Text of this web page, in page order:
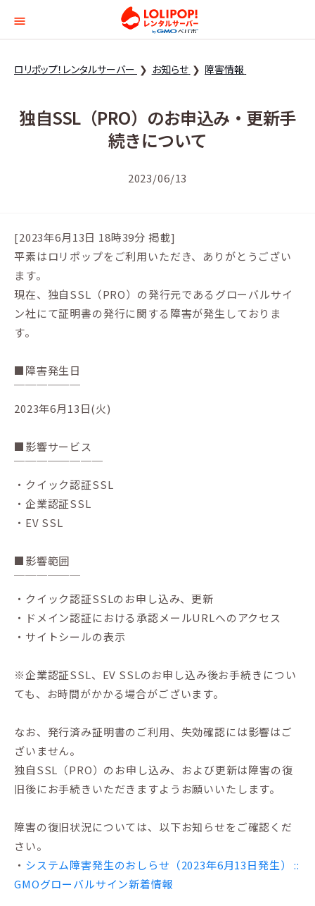
ロリポップ！レンタル
ロリポップ！レンタルサーバー お知らせ 障害情報
独自SSL（PRO）のお申込み・更新手
続きについて
2023/06/13
[2023年6月13日 18時39分 掲載]
平素はロリポップをご利用いただき、ありがとうござい
ます。
現在、独自SSL（PRO）の発行元であるグローバルサイ
ン社にて証明書の発行に関する障害が発生しておりま
す。
■障害発生日
￣￣￣￣￣￣
2023年6月13日(火)
■影響サービス
￣￣￣￣￣￣￣￣
・クイック認証SSL
・企業認証SSL
・EV SSL
■影響範囲
￣￣￣￣￣￣
・クイック認証SSLのお申し込み、更新
・ドメイン認証における承認メールURLへのアクセス
・サイトシールの表示
※企業認証SSL、EV SSLのお申し込み後お手続きについ
ても、お時間がかかる場合がございます。
なお、発行済み証明書のご利用、失効確認には影響はご
ざいません。
独自SSL（PRO）のお申し込み、および更新は障害の復
旧後にお手続きいただきますようお願いいたします。
障害の復旧状況については、以下お知らせをご確認くだ
さい。
・ システム障害発生のおしらせ（2023年6月13日発生） ::
GMOグローバルサイン新着情報